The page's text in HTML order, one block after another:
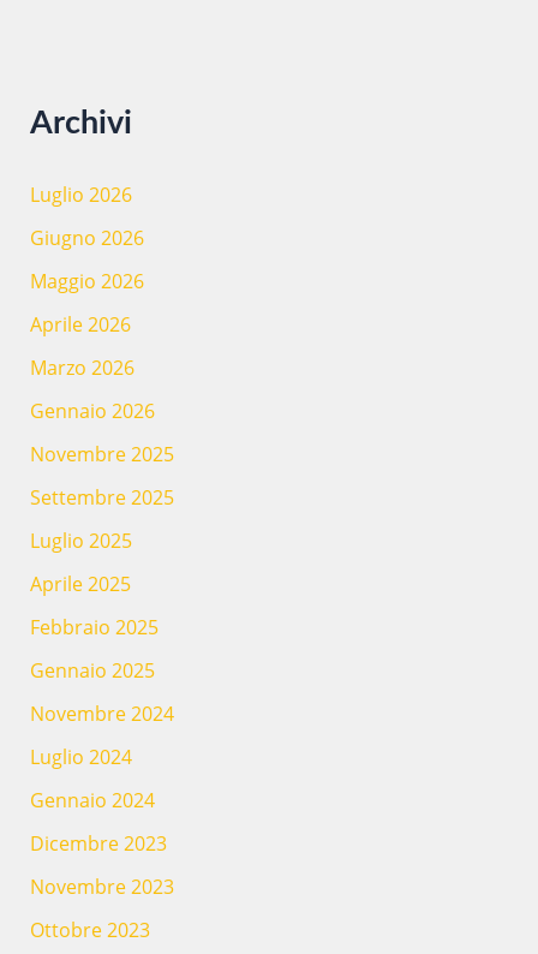
Archivi
Luglio 2026
Giugno 2026
Maggio 2026
Aprile 2026
Marzo 2026
Gennaio 2026
Novembre 2025
Settembre 2025
Luglio 2025
Aprile 2025
Febbraio 2025
Gennaio 2025
Novembre 2024
Luglio 2024
Gennaio 2024
Dicembre 2023
Novembre 2023
Ottobre 2023